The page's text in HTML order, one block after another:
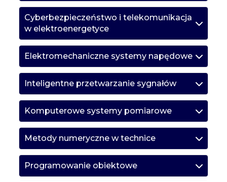
Cyberbezpieczeństwo i telekomunikacja
w elektroenergetyce
Elektromechaniczne systemy napędowe
Inteligentne przetwarzanie sygnałów
Komputerowe systemy pomiarowe
Metody numeryczne w technice
Programowanie obiektowe